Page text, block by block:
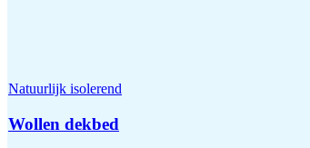
Natuurlijk isolerend
Wollen dekbed